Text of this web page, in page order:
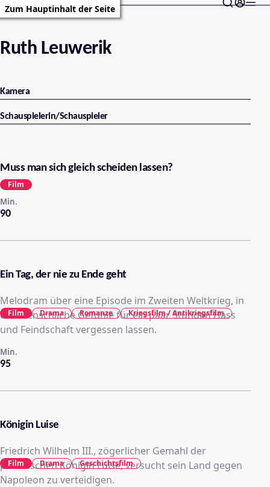
Zum Hauptinhalt der Seite
Ruth Leuwerik
Kamera
Schauspielerin/Schauspieler
Muss man sich gleich scheiden lassen?
90
Min.
Film
Ein Tag, der nie zu Ende geht
Melodram über eine Episode im Zweiten Weltkrieg, in
der menschliche Gefühle für ein paar Stunden Hass
und Feindschaft vergessen lassen.
95
Min.
Film Drama Romanze Kriegsfilm / Antikriegsfilm
Königin Luise
Friedrich Wilhelm III., zögerlicher Gemahl der
preußischen Königin Luise, versucht sein Land gegen
Napoleon zu verteidigen.
Film Drama Geschichtsfilm